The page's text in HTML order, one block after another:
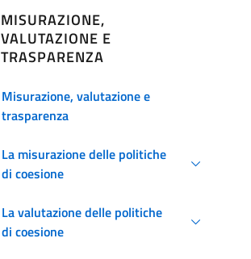
MISURAZIONE,
VALUTAZIONE E
TRASPARENZA
Misurazione, valutazione e
trasparenza
La misurazione delle politiche
di coesione
La valutazione delle politiche
di coesione